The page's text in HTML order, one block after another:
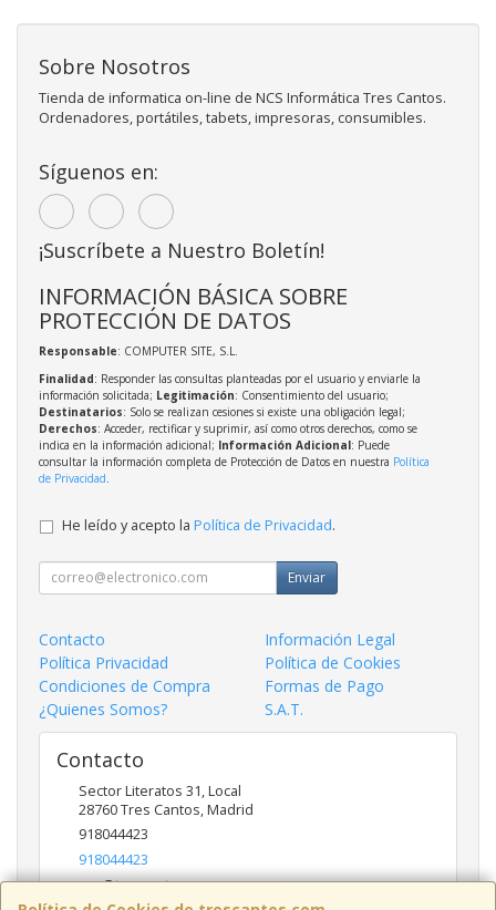
Sobre Nosotros
Tienda de informatica on-line de NCS Informática Tres Cantos.
Ordenadores, portátiles, tabets, impresoras, consumibles.
Síguenos en:
¡Suscríbete a Nuestro Boletín!
INFORMACIÓN BÁSICA SOBRE
PROTECCIÓN DE DATOS
Responsable: COMPUTER SITE, S.L.
Finalidad: Responder las consultas planteadas por el usuario y enviarle la
información solicitada; Legitimación: Consentimiento del usuario;
Destinatarios: Solo se realizan cesiones si existe una obligación legal;
Derechos: Acceder, rectificar y suprimir, así como otros derechos, como se
indica en la información adicional; Información Adicional: Puede
consultar la información completa de Protección de Datos en nuestra Política
de Privacidad
He leído y acepto la Política de Privacidad.
Enviar
Contacto
Información Legal
Política Privacidad
Política de Cookies
Condiciones de Compra
Formas de Pago
¿Quienes Somos?
S.A.T.
Contacto
Sector Literatos 31, Local
28760Tres Cantos,Madrid
918044423
918044423
ncs@trescantos.com